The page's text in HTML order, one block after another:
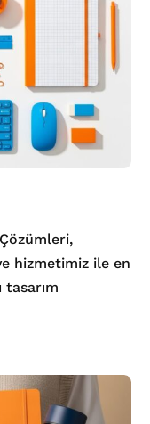
hizmetimiz ile en
tasarım